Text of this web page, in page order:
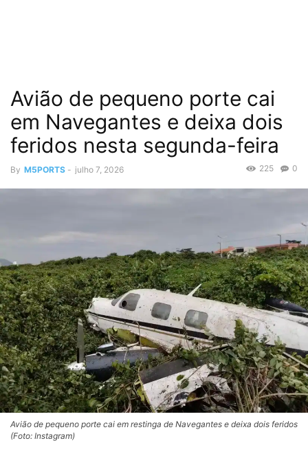
Avião de pequeno porte cai
em Navegantes e deixa dois
feridos nesta segunda-feira
By M5PORTS - julho 7, 2026 0
225
Avião de pequeno porte cai em restinga de Navegantes e deixa dois feridos
(Foto: Instagram)